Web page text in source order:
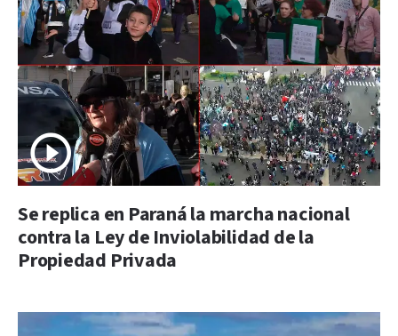
Se replica en Paraná la marcha nacional
contra la Ley de Inviolabilidad de la
Propiedad Privada